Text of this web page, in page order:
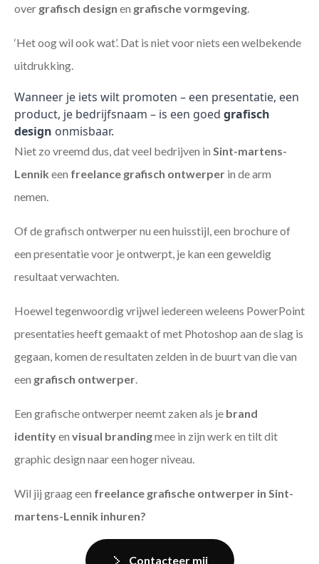
over grafisch design en grafische vormgeving
‘Het oog wil ook wat’. Dat is niet voor niets een welbekende
uitdrukking.
Wanneer je iets wilt promoten – een presentatie, een
product, je bedrijfsnaam – is een goed grafisch
design onmisbaar.
Niet zo vreemd dus, dat veel bedrijven in Sint-martens-
Lennik een freelance grafisch ontwerper in de arm
nemen.
Of de grafisch ontwerper nu een huisstijl, een brochure of
een presentatie voor je ontwerpt, je kan een geweldig
resultaat verwachten.
Hoewel tegenwoordig vrijwel iedereen weleens PowerPoint
presentaties heeft gemaakt of met Photoshop aan de slag is
gegaan, komen de resultaten zelden in de buurt van die van
een grafisch ontwerper
Een grafische ontwerper neemt zaken als je brand
identityen visual brandingmee in zijn werk en tilt dit
graphic design naar een hoger niveau.
Wil jij graag een freelance grafische ontwerper in Sint-
martens-Lennik inhuren?
Contacteer mij